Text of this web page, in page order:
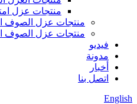
منتجات عزل
منتجات عزل الصوف
منتجات عزل الصوف
فيديو
مدونة
أخبار
اتصل بنا
English